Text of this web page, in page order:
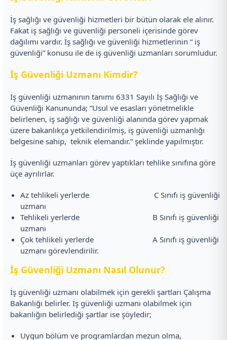
İş sağlığı ve güvenliği hizmetleri bir bütün olarak ele alınır.
Fakat iş sağlığı ve güvenliği personeli içerisinde görev
dağılımı vardır. İş sağlığı ve güvenliği hizmetlerinin “ iş
güvenliği” konusu ile de iş güvenliği uzmanları sorumludur.
İş Güvenliği Uzmanı Kimdir?
İş güvenliği uzmanının tanımı 6331 Sayılı İş Sağlığı ve
Güvenliği Kanununda; “Usul ve esasları yönetmelikle
belirlenen, iş sağlığı ve güvenliği alanında görev yapmak
üzere bakanlıkça yetkilendirilmiş, iş güvenliği uzmanlığı
belgesine sahip, teknik elemandır.” şeklinde yapılmıştır.
İş güvenliği uzmanları görev yaptıkları tehlike sınıfına göre
üçe ayrılırlar.
Az tehlikeli yerlerde C Sınıfı iş güvenliği
uzmanı
Tehlikeli yerlerde B Sınıfı iş güvenliği
uzmanı
Çok tehlikeli yerlerde A Sınıfı iş güvenliği
uzmanı görevlendirilir.
İş Güvenliği Uzmanı Nasıl Olunur?
İş güvenliği uzmanı olabilmek için gerekli şartları Çalışma
Bakanlığı belirler. İş güvenliği uzmanı olabilmek için
bakanlığın belirlediği şartlar ise şöyledir;
Uygun bölüm ve programlardan mezun olma,